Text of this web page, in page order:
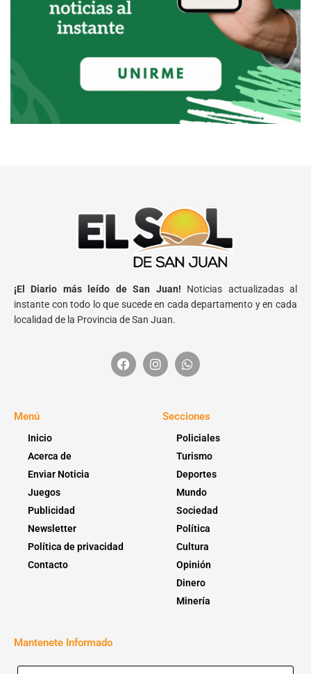
¡El Diario más leído de San Juan! Noticias actualizadas al
instante con todo lo que sucede en cada departamento y en cada
localidad de la Provincia de San Juan.
Menú
Inicio
Acerca de
Enviar Noticia
Juegos
Publicidad
Newsletter
Política de privacidad
Contacto
Secciones
Policiales
Turismo
Deportes
Mundo
Sociedad
Política
Cultura
Opinión
Dinero
Minería
Mantenete Informado